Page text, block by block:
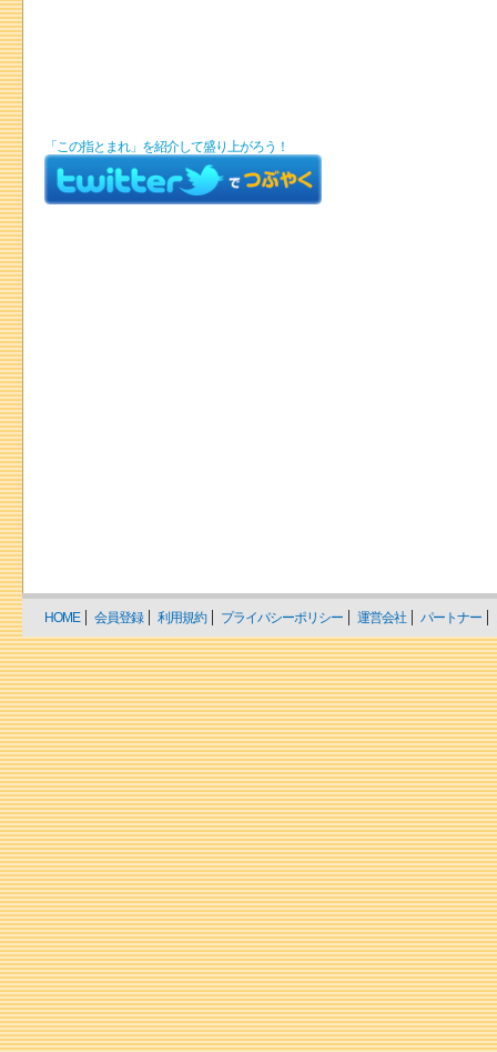
「この指とまれ」を紹介して盛り上がろう！
HOME 会員登録 利用規約 プライバシーポリシー 運営会社 パートナー